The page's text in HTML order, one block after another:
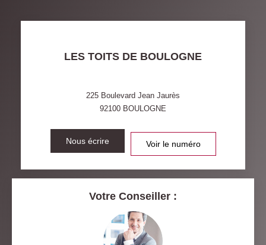
VOITURE
RÉSULTATS DES LYCÉES ECOLES ET CRÈCHES
RESTAURANTS ET CAFÉS COMMERCES
MÉDECINS
LES TOITS DE BOULOGNE
225 Boulevard Jean Jaurès
92100 BOULOGNE
Nous écrire Voir le numéro
Votre Conseiller :